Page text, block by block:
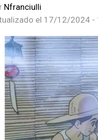
Nfranciulli
el 17/12/2024 -